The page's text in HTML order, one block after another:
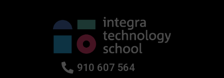
910 607 564